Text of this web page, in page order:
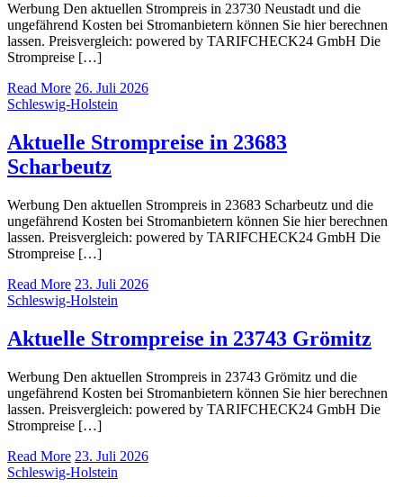
Werbung Den aktuellen Strompreis in 23730 Neustadt und die
ungefährend Kosten bei Stromanbietern können Sie hier berechnen
lassen. Preisvergleich: powered by TARIFCHECK24 GmbH Die
Strompreise […]
Read More 26. Juli 2026
Schleswig-Holstein
Aktuelle Strompreise in 23683
Scharbeutz
Werbung Den aktuellen Strompreis in 23683 Scharbeutz und die
ungefährend Kosten bei Stromanbietern können Sie hier berechnen
lassen. Preisvergleich: powered by TARIFCHECK24 GmbH Die
Strompreise […]
Read More 23. Juli 2026
Schleswig-Holstein
Aktuelle Strompreise in 23743 Grömitz
Werbung Den aktuellen Strompreis in 23743 Grömitz und die
ungefährend Kosten bei Stromanbietern können Sie hier berechnen
lassen. Preisvergleich: powered by TARIFCHECK24 GmbH Die
Strompreise […]
Read More 23. Juli 2026
Schleswig-Holstein